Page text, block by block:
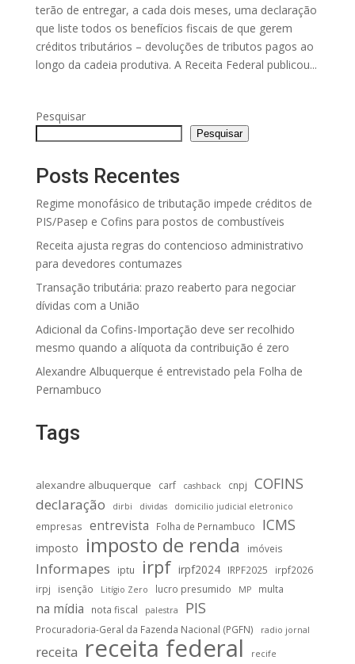
terão de entregar, a cada dois meses, uma declaração
que liste todos os benefícios fiscais de que gerem
créditos tributários – devoluções de tributos pagos ao
longo da cadeia produtiva. A Receita Federal publicou...
Pesquisar
Pesquisar
Posts Recentes
Regime monofásico de tributação impede créditos de
PIS/Pasep e Cofins para postos de combustíveis
Receita ajusta regras do contencioso administrativo
para devedores contumazes
Transação tributária: prazo reaberto para negociar
dívidas com a União
Adicional da Cofins-Importação deve ser recolhido
mesmo quando a alíquota da contribuição é zero
Alexandre Albuquerque é entrevistado pela Folha de
Pernambuco
Tags
alexandre albuquerque carf cashback cnpj COFINS
declaração dirbi dividas domicilio judicial eletronico
empresas entrevista Folha de Pernambuco ICMS
imposto imposto de renda imóveis
Informapes iptu irpf irpf2024 IRPF2025
irpf2026
irpj
isenção Litígio Zero lucro presumido MP multa
na mídia nota fiscal palestra PIS
Procuradoria-Geral da Fazenda Nacional (PGFN) radio jornal
receita receita federal recife